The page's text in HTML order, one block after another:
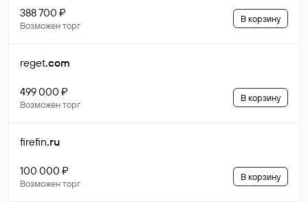
388 700 ₽
Возможен торг
В корзину
reget.com
499 000 ₽
Возможен торг
В корзину
firefin.ru
100 000 ₽
Возможен торг
В корзину